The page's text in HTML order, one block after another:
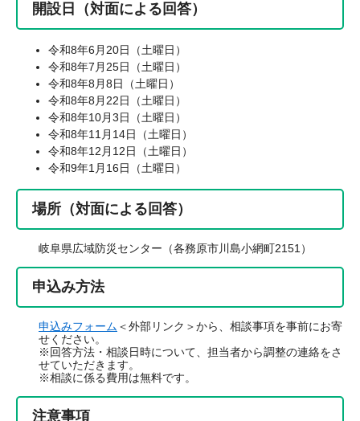
開設日（対面による回答）
令和8年6月20日（土曜日）
令和8年7月25日（土曜日）
令和8年8月8日（土曜日）
令和8年8月22日（土曜日）
令和8年10月3日（土曜日）
令和8年11月14日（土曜日）
令和8年12月12日（土曜日）
令和9年1月16日（土曜日）
場所（対面による回答）
岐阜県広域防災センター（各務原市川島小網町2151）
申込み方法
申込みフォーム ＜外部リンク＞から、相談事項を事前にお寄
せください。
※回答方法・相談日時について、担当者から調整の連絡をさ
せていただきます。
※相談に係る費用は無料です。
注意事項